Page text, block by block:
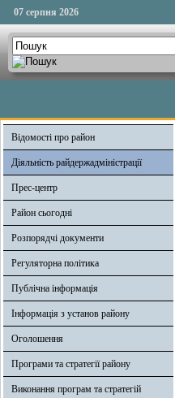
07 серпня 2026
Відомості про район
Діяльність райдержадміністрації
Прес-центр
Район сьогодні
Розпорядчі документи
Регуляторна політика
Публічна інформація
Інформація з установ району
Оголошення
Програми та стратегії району
Виконання програм та стратегій